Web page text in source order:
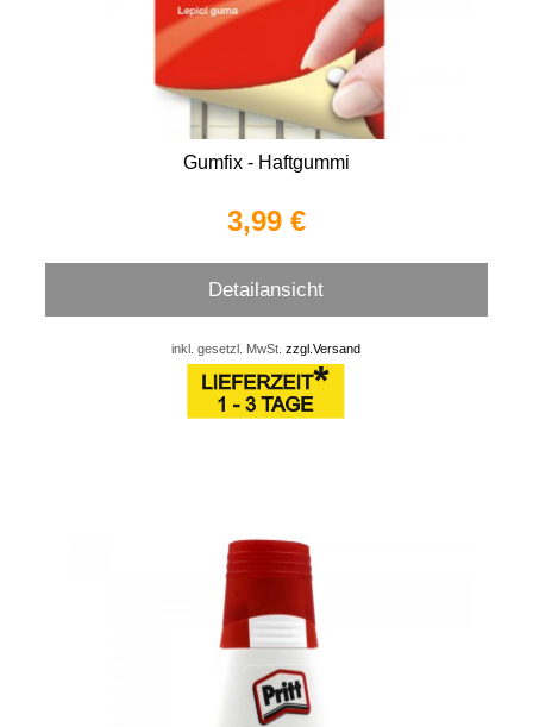
Gumfix - Haftgummi
3,99 €
Detailansicht
inkl. gesetzl. MwSt.zzgl.Versand